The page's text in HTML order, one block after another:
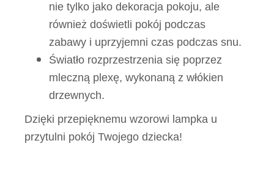
nie tylko jako dekoracja pokoju, ale
również doświetli pokój podczas
zabawy i uprzyjemni czas podczas snu.
Światło rozprzestrzenia się poprzez
mleczną plexę, wykonaną z włókien
drzewnych.
Dzięki przepięknemu wzorowi lampka u
przytulni pokój Twojego dziecka!